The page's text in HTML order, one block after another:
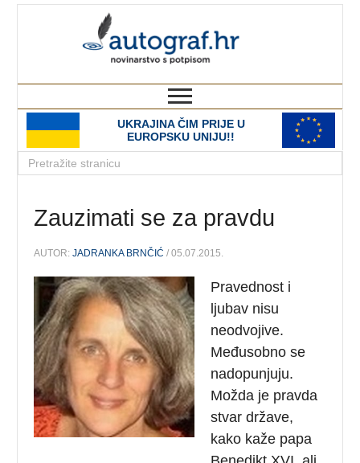
UKRAJINA ČIM PRIJE U
EUROPSKU UNIJU!!
Zauzimati se za pravdu
AUTOR:JADRANKA BRNČIĆ / 05.07.2015.
Pravednost i
ljubav nisu
neodvojive.
Međusobno se
nadopunjuju.
Možda je pravda
stvar države,
kako kaže papa